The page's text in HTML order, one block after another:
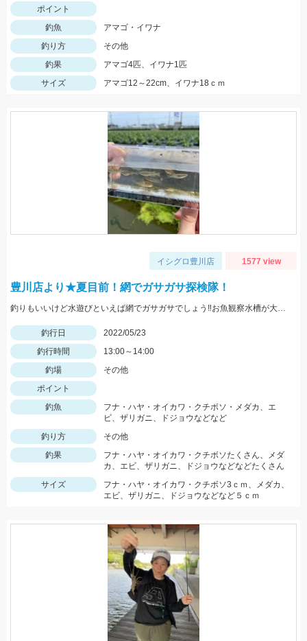
ポイント
釣魚
アマゴ・イワナ
釣り方
その他
釣果
アマゴ4匹、イワナ1匹
サイズ
アマゴ12～22cm、イワナ18ｃｍ
イシグロ豊川店 1577 view
豊川店より★夏目前！網でガサガサ探検隊！
釣りもいいけど水遊びといえば網でガサガサでしょう‼お魚観察水槽が大活躍♪
釣行日
2022/05/23
釣行時間
13:00～14:00
釣場
その他
ポイント
釣魚
フナ・ハヤ・オイカワ・クチボソ・メダカ、エ
ビ、ザリガニ、ドジョウなどなど
釣り方
その他
釣果
フナ・ハヤ・オイカワ・クチボソたくさん、メダ
カ、エビ、ザリガニ、ドジョウなどなどたくさん
サイズ
フナ・ハヤ・オイカワ・クチボソ3ｃｍ、メダカ、
エビ、ザリガニ、ドジョウなどなど５ｃｍ